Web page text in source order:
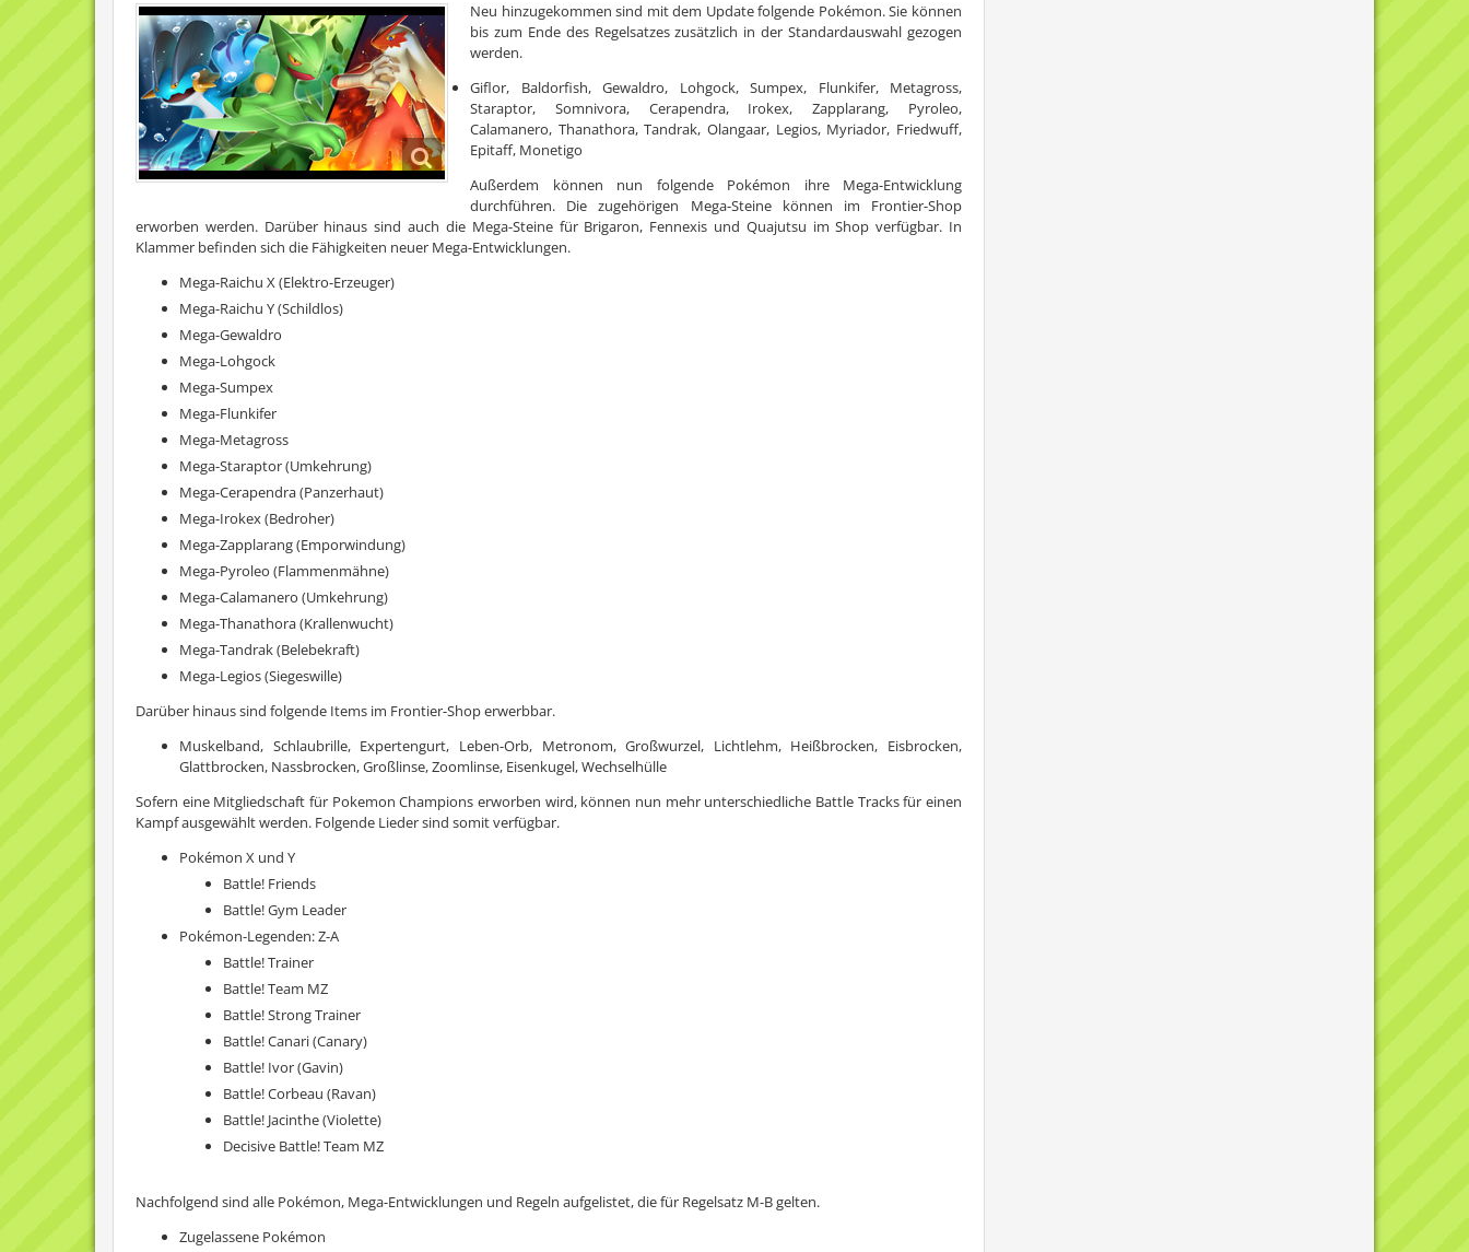
Neu hinzugekommen sind mit dem Update folgende Pokémon. Sie können
bis zum Ende des Regelsatzes zusätzlich in der Standardauswahl gezogen
werden.
Giflor, Baldorfish, Gewaldro, Lohgock, Sumpex, Flunkifer, Metagross,
Staraptor, Somnivora, Cerapendra, Irokex, Zapplarang, Pyroleo,
Calamanero, Thanathora, Tandrak, Olangaar, Legios, Myriador, Friedwuff,
Epitaff, Monetigo
Außerdem können nun folgende Pokémon ihre Mega-Entwicklung
durchführen. Die zugehörigen Mega-Steine können im Frontier-Shop
erworben werden. Darüber hinaus sind auch die Mega-Steine für Brigaron, Fennexis und Quajutsu im Shop verfügbar. In
Klammer befinden sich die Fähigkeiten neuer Mega-Entwicklungen.
Mega-Raichu X (Elektro-Erzeuger)
Mega-Raichu Y (Schildlos)
Mega-Gewaldro
Mega-Lohgock
Mega-Sumpex
Mega-Flunkifer
Mega-Metagross
Mega-Staraptor (Umkehrung)
Mega-Cerapendra (Panzerhaut)
Mega-Irokex (Bedroher)
Mega-Zapplarang (Emporwindung)
Mega-Pyroleo (Flammenmähne)
Mega-Calamanero (Umkehrung)
Mega-Thanathora (Krallenwucht)
Mega-Tandrak (Belebekraft)
Mega-Legios (Siegeswille)
Darüber hinaus sind folgende Items im Frontier-Shop erwerbbar.
Muskelband, Schlaubrille, Expertengurt, Leben-Orb, Metronom, Großwurzel, Lichtlehm, Heißbrocken, Eisbrocken,
Glattbrocken, Nassbrocken, Großlinse, Zoomlinse, Eisenkugel, Wechselhülle
Sofern eine Mitgliedschaft für Pokemon Champions erworben wird, können nun mehr unterschiedliche Battle Tracks für einen
Kampf ausgewählt werden. Folgende Lieder sind somit verfügbar.
Pokémon X und Y
Battle! Friends
Battle! Gym Leader
Pokémon-Legenden: Z-A
Battle! Trainer
Battle! Team MZ
Battle! Strong Trainer
Battle! Canari (Canary)
Battle! Ivor (Gavin)
Battle! Corbeau (Ravan)
Battle! Jacinthe (Violette)
Decisive Battle! Team MZ
Nachfolgend sind alle Pokémon, Mega-Entwicklungen und Regeln aufgelistet, die für Regelsatz M-B gelten.
Zugelassene Pokémon